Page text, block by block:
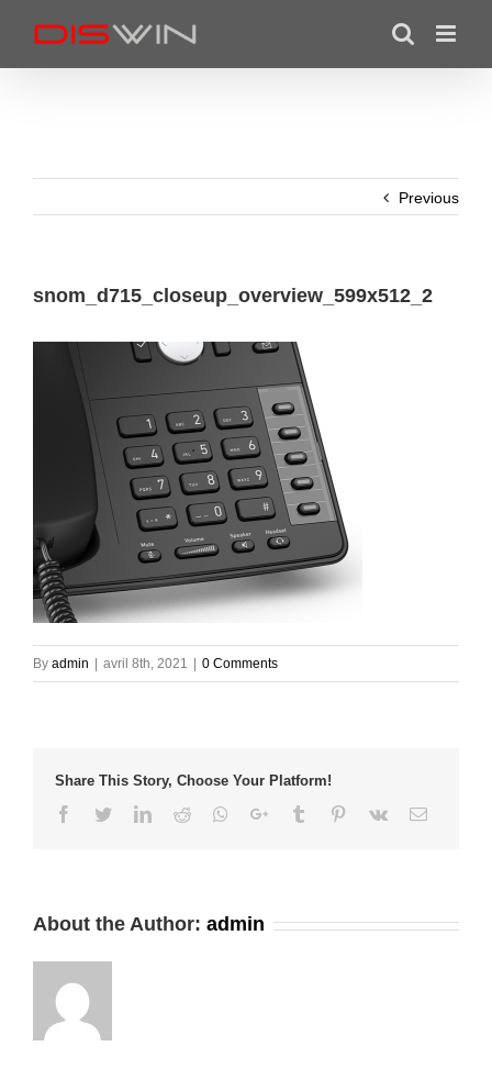
Previous
snom_d715_closeup_overview_599x512_2
By admin avril 8th, 2021 0 Comments
Share This Story, Choose Your Platform!
Facebook
TwitterLinkedIn
Reddit Whatsapp
Google+Tumblr Pinterest
Vk Email
About the Author: admin